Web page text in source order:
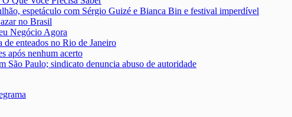
espetáculo com Sérgio Guizé e Bianca Bin e festival imperdível
no Brasil
Negócio Agora
enteados no Rio de Janeiro
após nenhum acerto
Paulo; sindicato denuncia abuso de autoridade